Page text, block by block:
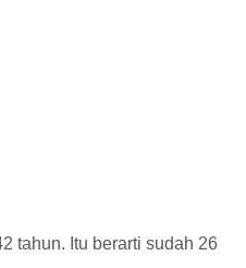
tahun. Itu berarti sudah 26